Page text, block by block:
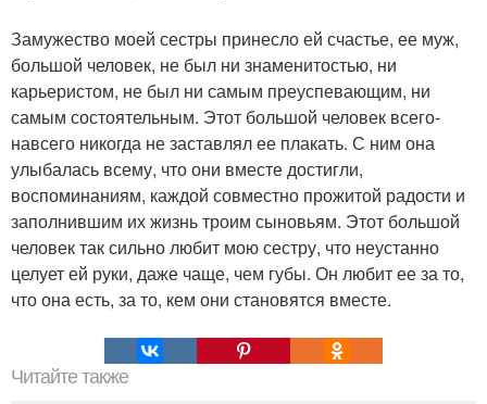
Замужество моей сестры принесло ей счастье, ее муж,
большой человек, не был ни знаменитостью, ни
карьеристом, не был ни самым преуспевающим, ни
самым состоятельным. Этот большой человек всего-
навсего никогда не заставлял ее плакать. С ним она
улыбалась всему, что они вместе достигли,
воспоминаниям, каждой совместно прожитой радости и
заполнившим их жизнь троим сыновьям. Этот большой
человек так сильно любит мою сестру, что неустанно
целует ей руки, даже чаще, чем губы. Он любит ее за то,
что она есть, за то, кем они становятся вместе.
Читайте также